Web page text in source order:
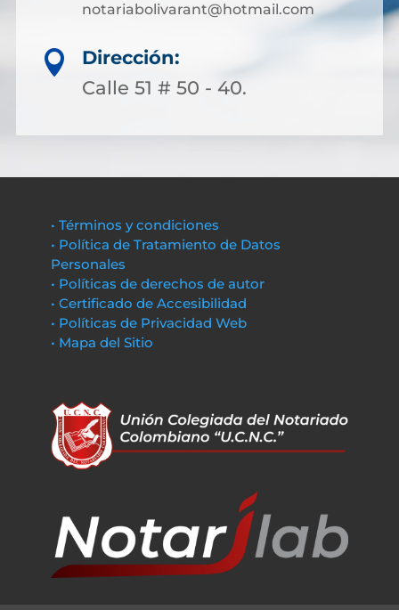
notariabolivarant@hotmail.com

Dirección:
Calle 51 # 50 - 40.
• Términos y condiciones
• Política de Tratamiento de Datos
Personales
• Políticas de derechos de autor
• Certificado de Accesibilidad
• Políticas de Privacidad Web
• Mapa del Sitio